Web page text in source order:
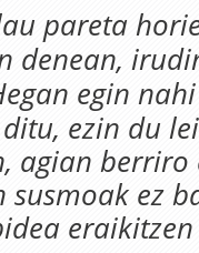
pareta
denean,
egin
ezin du
agian berriro
susmoak ez